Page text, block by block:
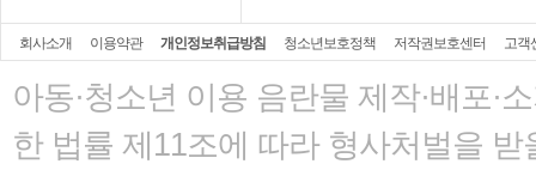
회사소개 이용약관 개인정보취급방침 청소년보호정책 저작권보호센터 고객
아동·청소년 이용 음란물 제작·배포·
한 법률 제11조에 따라 형사처벌을 받